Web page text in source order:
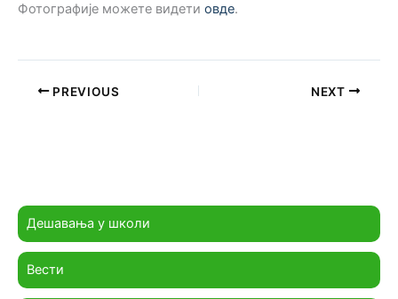
Дешавања у школи
Вести
Фотографије можете видети овде.
PREVIOUS NEXT